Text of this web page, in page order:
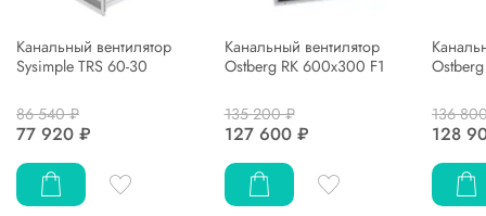
Канальный вентилятор
Sysimple TRS 60-30
86 540 ₽
77 920 ₽
Канальный вентилятор
Ostberg RK 600x300 F1
135 200 ₽
127 600 ₽
136
128